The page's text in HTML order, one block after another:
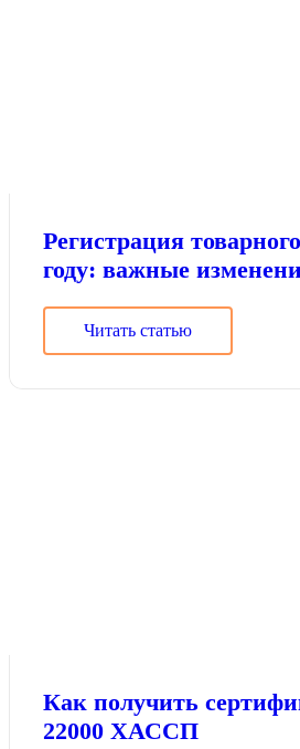
Регистрация
году: важные
Читать статью
Как получить
22000 ХАССП